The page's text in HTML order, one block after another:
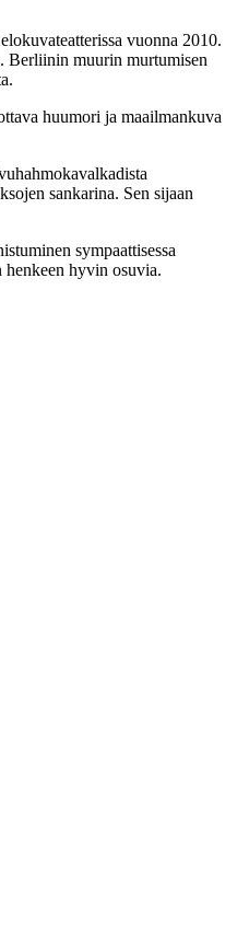
vuonna 2010.
Berliinin muurin murtumisen
huumori ja maailmankuva
sankarina. Sen sijaan
sympaattisessa
henkeen hyvin osuvia.